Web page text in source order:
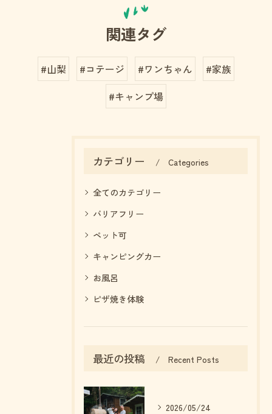
関連タグ
#山梨 #コテージ #ワンちゃん
#家族
#キャンプ場
カテゴリー Categories
全てのカテゴリー
バリアフリー
ペット可
キャンピングカー
お風呂
ピザ焼き体験
最近の投稿 Recent Posts
2026/05/24